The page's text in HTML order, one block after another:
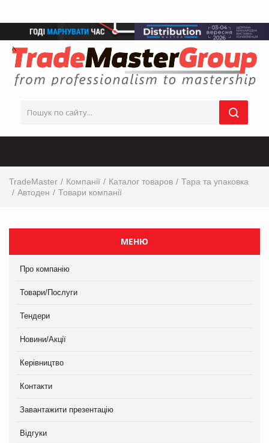
TradeMaster Компанії Каталог товаров
Тара та упаковка
Автоден
Товари компанії
МЕНЮ
Про компанію
Товари/Послуги
Тендери
Новини/Акції
Керівництво
Контакти
Завантажити презентацію
Відгуки